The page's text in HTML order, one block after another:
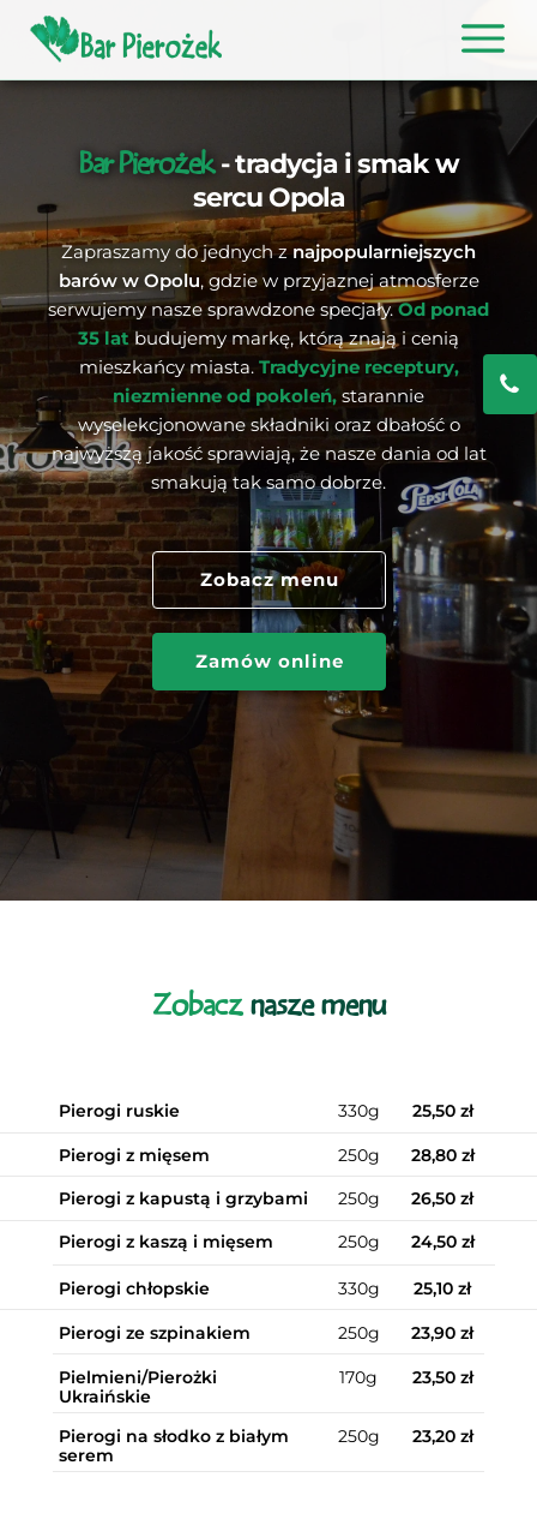
Bar Pierożek - tradycja i smak w
sercu Opola
Zapraszamy do jednych znajpopularniejszych
barów w Opolu, gdzie w przyjaznej atmosferze
serwujemy nasze sprawdzone specjały.Od ponad
35 latbudujemy markę, którą znają i cenią
mieszkańcy miasta. Tradycyjne receptury,
niezmienne od pokoleń, starannie
wyselekcjonowane składniki oraz dbałość o
najwyższą jakość sprawiają, że nasze dania od lat
smakują tak samo dobrze.
Zamów online
Zobacz menu
Zobacznasze menu
23,20 zł
250g
Pierogi na słodko z białym
serem
23,50 zł
170g
Pielmieni/Pierożki
Ukraińskie
23,90 zł
250g
Pierogi ze szpinakiem
25,10 zł
330g
Pierogi chłopskie
24,50 zł
250g
Pierogi z kaszą i mięsem
26,50 zł
250g
Pierogi z kapustą i grzybami
28,80 zł
250g
Pierogi z mięsem
25,50 zł
330g
Pierogi ruskie